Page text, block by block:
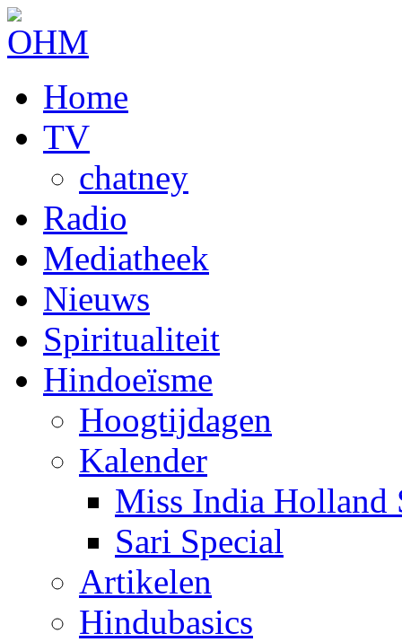
Home
TV
chatney
Radio
Mediatheek
Nieuws
Spiritualiteit
Hindoeïsme
Hoogtijdagen
Kalender
Miss India Holland
Sari Special
Artikelen
Hindubasics